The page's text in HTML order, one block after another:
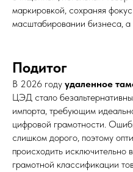
маркировкой, сохраняя
масштабировании бизнеса,
Подитог
В 2026 году удаленное
ЦЭД стало
импорта, требующим
цифровой грамотности.
слишком дорого, поэтому
происходить исключительно
грамотной классификации